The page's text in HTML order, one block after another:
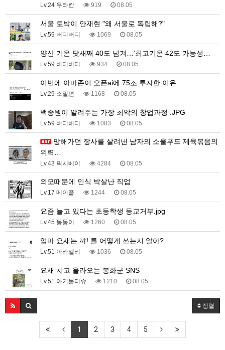
Lv.24 우라칸 919 08.05
서울 토박이 안재현 "왜 서울로 독립해?"
Lv.59 버디버디 1069 08.05
양산 기온 닷새째 40도 넘겨…‘최고기온 42도 가능성…
Lv.59 버디버디 934 08.05
이번에 아마존이 오픈ai에 75조 투자한 이유
Lv.29 소밀면 1168 08.05
백종원이 알려주는 가장 최악의 창업과정 .JPG
Lv.59 버디버디 1083 08.05
위력…
Lv.43 픽시베이 4284 08.05
외모때문에 인식 박살난 직업
Lv.17 메이플 1244 08.05
요즘 늘고 있다는 초등학생 등교거부.jpg
Lv.45 몽둥이 1260 08.05
엄마 요새는 꺄! 를 어떻게 쓰는지 알아?
Lv.51 아라셀리 1036 08.05
요새 치고 올라오는 봉화군 SNS
Lv.51 아기물티슈 1210 08.05
정렬
1 2 3 4 5